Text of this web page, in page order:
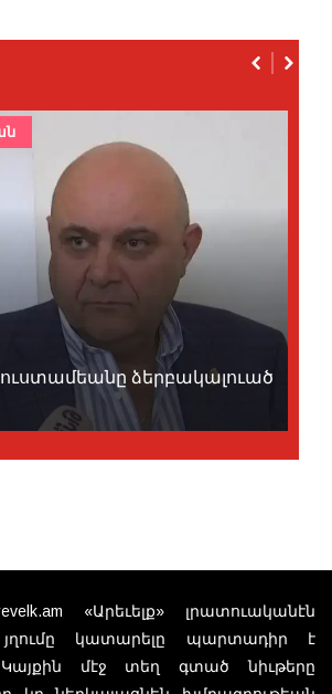
ձերբակալուած
«Արեւելք» լրատուականէն
յղումը կատարելը պարտադիր է
Կայքին մէջ տեղ գտած նիւթերը